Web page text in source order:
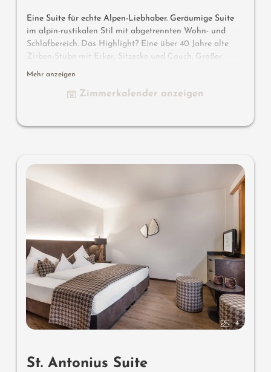
Eine Suite für echte Alpen-Liebhaber. Geräumige Suite
im alpin-rustikalen Stil mit abgetrennten Wohn- und
Schlafbereich. Das Highlight? Eine über 40 Jahre alte
Zirben-Stube mit Erker, Sitzecke und Couch. Großer
Balkon mit Poolblick und Nachmittagssonne.
Mehr anzeigen
Zimmerkalender anzeigen
4
St. Antonius Suite